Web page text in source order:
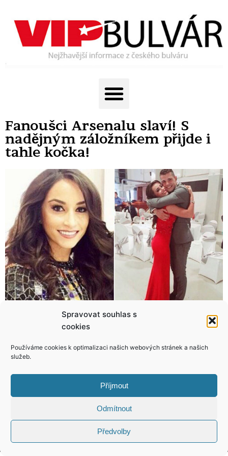
Spravovat souhlas s
cookies
Používáme cookies k optimalizaci našich webových stránek a našich
služeb.
Příjmout
Odmítnout
Předvolby
Fanoušci Arsenalu slaví! S
nadějným záložníkem přijde i
tahle kočka!
KONTAKT
Copyright © 2026 VIP Bulvár, All Rights
Reserved